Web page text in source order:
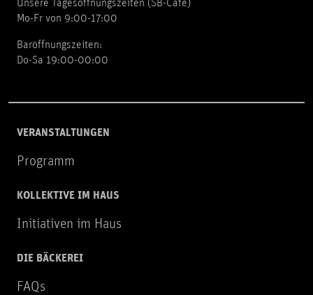
Unsere Tagesöffnungszeiten (SB-Cafè)
Mo-Fr von 9:00-17:00
Baröffnungszeiten:
Do-Sa 19:00-00:00
VERANSTALTUNGEN
Programm
KOLLEKTIVE IM HAUS
Initiativen im Haus
DIE BÄCKEREI
FAQs